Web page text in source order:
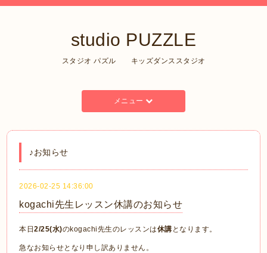
studio PUZZLE
スタジオ パズル キッズダンススタジオ
メニュー
♪お知らせ
2026-02-25 14:36:00
kogachi先生レッスン休講のお知らせ
本日2/25(水)のkogachi先生のレッスンは休講 となります。
急なお知らせとなり申し訳ありません。